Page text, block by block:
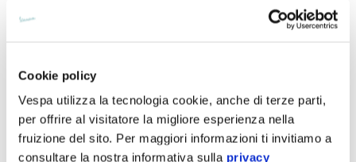
Cookie policy
Vespa utilizza la tecnologia cookie, anche di terze parti,
per offrire al visitatore la migliore esperienza nella
fruizione del sito. Per maggiori informazioni ti invitiamo a
consultare la nostra informativa sulla privacy